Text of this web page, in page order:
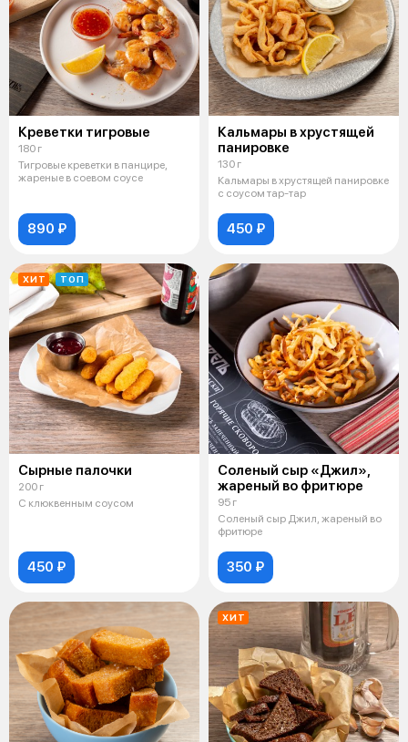
Креветки тигровые
180 г
Тигровые креветки в панцире,
жареные в соевом соусе
890 ₽
Кальмары в хрустящей
панировке
130 г
Кальмары в хрустящей панировке
с соусом тар-тар
450 ₽
ХИТ ТОП
Сырные палочки
200 г
С клюквенным соусом
450 ₽
Соленый сыр «Джил»,
жареный во фритюре
95 г
Соленый сыр Джил, жареный во
фритюре
350 ₽
ХИТ